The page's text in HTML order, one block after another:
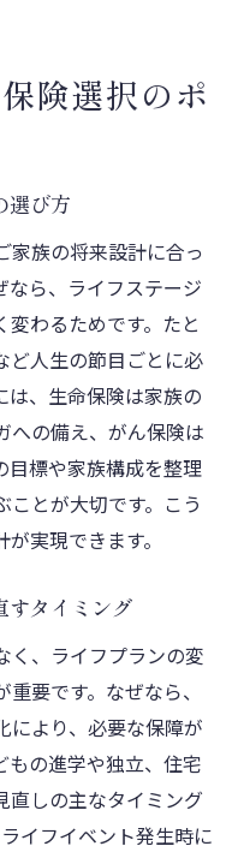
険選択のポ
選び方
家族の将来設計に合っ
なら、ライフステージ
わるためです。たと
ど人生の節目ごとに必
は、生命保険は家族の
への備え、がん保険は
目標や家族構成を整理
ことが大切です。こう
実現できます。
すタイミング
く、ライフプランの変
要です。なぜなら、
により、必要な保障が
もの進学や独立、住宅
直しの主なタイミング
イフイベント発生時に